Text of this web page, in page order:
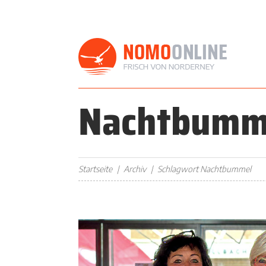
Startseite Archiv Schlagwort Nachtbummel